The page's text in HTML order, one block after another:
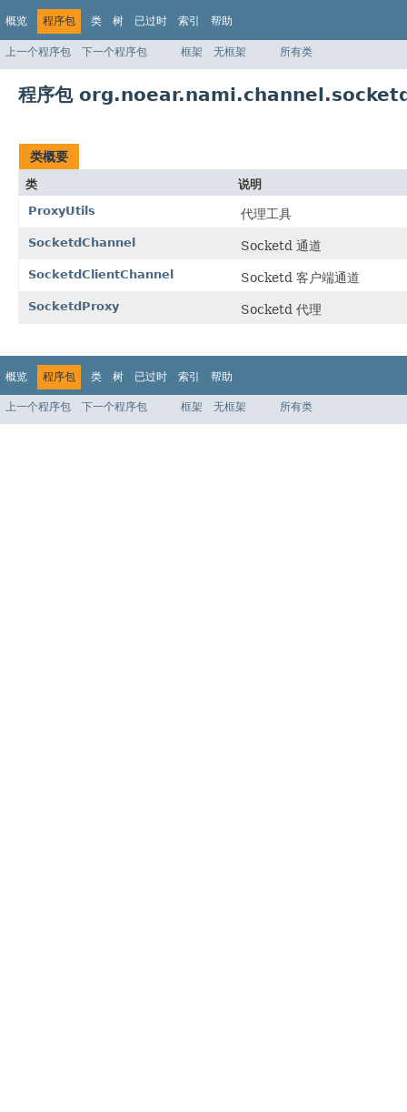
概览 程序包 类 树 已过时 索引 帮助
上一个程序包 下一个程序包 框架 无框架 所有类
程序包
类概要
类
说明
ProxyUtils
代理工具
SocketdChannel Socketd 通道
SocketdClientChannel Socketd 客户端通道
SocketdProxy Socketd 代理
概览 程序包 类 树 已过时 索引 帮助
上一个程序包 下一个程序包 框架 无框架 所有类